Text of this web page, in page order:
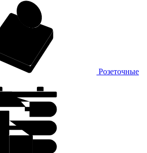
Розеточные